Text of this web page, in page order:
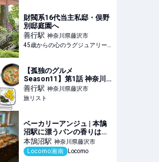
財閥系16代当主私邸・俣野
別邸庭園へ
善行駅 神奈川県藤沢市
45歳からの心のラグジュアリーメディア
【孤独のグルメ
Season11】第1話 神奈川
県藤沢市善行のさばみりん
と豚汁『おうちごはん はる
ね』 2026/4/3放送|旅リス
善行駅 神奈川県藤沢市
旅リスト
ベーカリーアンジュ | 本鵠
沼駅に漂うパンの香りは天
然酵母パンから！人気パン
や予約方法もご紹介 | 湘南
の地域メディア Locomo
本鵠沼駅 神奈川県藤沢市
Locomo湘南
Locomo